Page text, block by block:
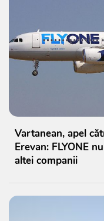
Vartanean, apel
Erevan: FLYONE
altei companii